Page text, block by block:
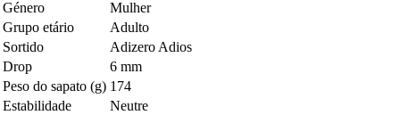
Género
Mulher
Grupo etário
Adulto
Sortido
Adizero Adios
Drop
6 mm
Peso do sapato (g) 174
Estabilidade
Neutre